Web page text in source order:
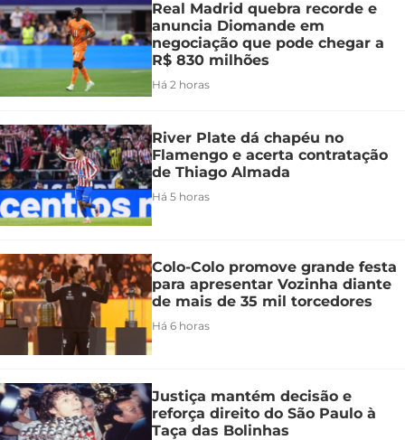
Real Madrid quebra recorde e
anuncia Diomande em
negociação que pode chegar a
R$ 830 milhões
Há 2 horas
River Plate dá chapéu no
Flamengo e acerta contratação
de Thiago Almada
Há 5 horas
Colo-Colo promove grande festa
para apresentar Vozinha diante
de mais de 35 mil torcedores
Há 6 horas
Justiça mantém decisão e
reforça direito do São Paulo à
Taça das Bolinhas